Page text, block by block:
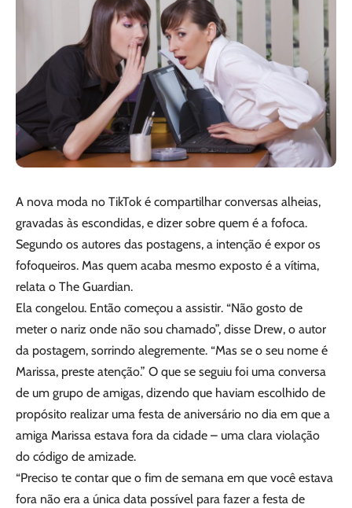
A nova moda no TikTok é compartilhar conversas alheias,
gravadas às escondidas, e dizer sobre quem é a fofoca.
Segundo os autores das postagens, a intenção é expor os
fofoqueiros. Mas quem acaba mesmo exposto é a vítima,
relata o The Guardian.
Ela congelou. Então começou a assistir. “Não gosto de
meter o nariz onde não sou chamado”, disse Drew, o autor
da postagem, sorrindo alegremente. “Mas se o seu nome é
Marissa, preste atenção.” O que se seguiu foi uma conversa
de um grupo de amigas, dizendo que haviam escolhido de
propósito realizar uma festa de aniversário no dia em que a
amiga Marissa estava fora da cidade – uma clara violação
do código de amizade.
“Preciso te contar que o fim de semana em que você estava
fora não era a única data possível para fazer a festa de